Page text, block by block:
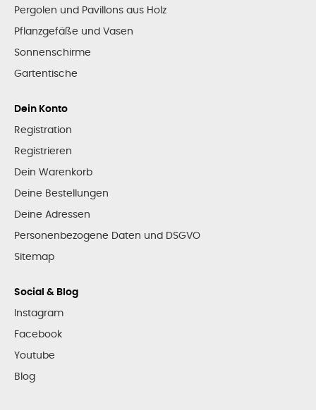
Pergolen und Pavillons aus Holz
Pflanzgefäße und Vasen
Sonnenschirme
Gartentische
Dein Konto
Registration
Registrieren
Dein Warenkorb
Deine Bestellungen
Deine Adressen
Personenbezogene Daten und DSGVO
Sitemap
Social & Blog
Instagram
Facebook
Youtube
Blog